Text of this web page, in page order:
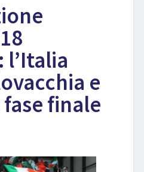
EVENTI
LIBRI
e
finale